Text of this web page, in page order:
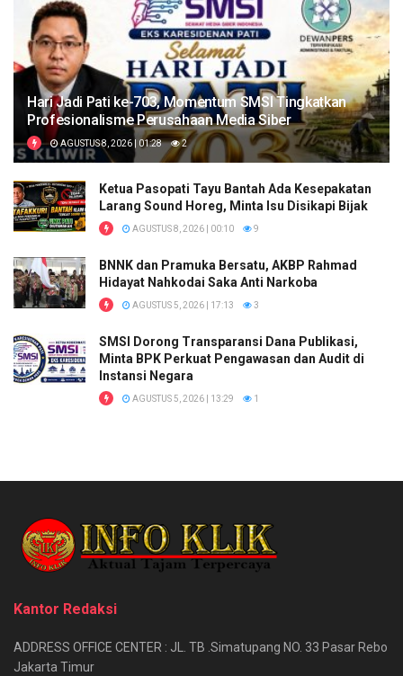
Hari Jadi Pati ke-703, Momentum SMSI Tingkatkan
Profesionalisme Perusahaan Media Siber
AGUSTUS 8, 2026 | 01:28 2
Ketua Pasopati Tayu Bantah Ada Kesepakatan
Larang Sound Horeg, Minta Isu Disikapi Bijak
AGUSTUS 8, 2026 | 00:10 9
BNNK dan Pramuka Bersatu, AKBP Rahmad
Hidayat Nahkodai Saka Anti Narkoba
AGUSTUS 5, 2026 | 17:13 3
SMSI Dorong Transparansi Dana Publikasi,
Minta BPK Perkuat Pengawasan dan Audit di
Instansi Negara
AGUSTUS 5, 2026 | 13:29 1
Kantor Redaksi
ADDRESS OFFICE CENTER : JL. TB .Simatupang NO. 33 Pasar Rebo
Jakarta Timur